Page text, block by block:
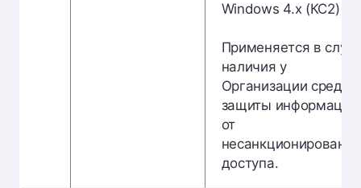
Windows 4.х (КС2)
Применяется в
наличия у
Организации
защиты информации
от
доступа.